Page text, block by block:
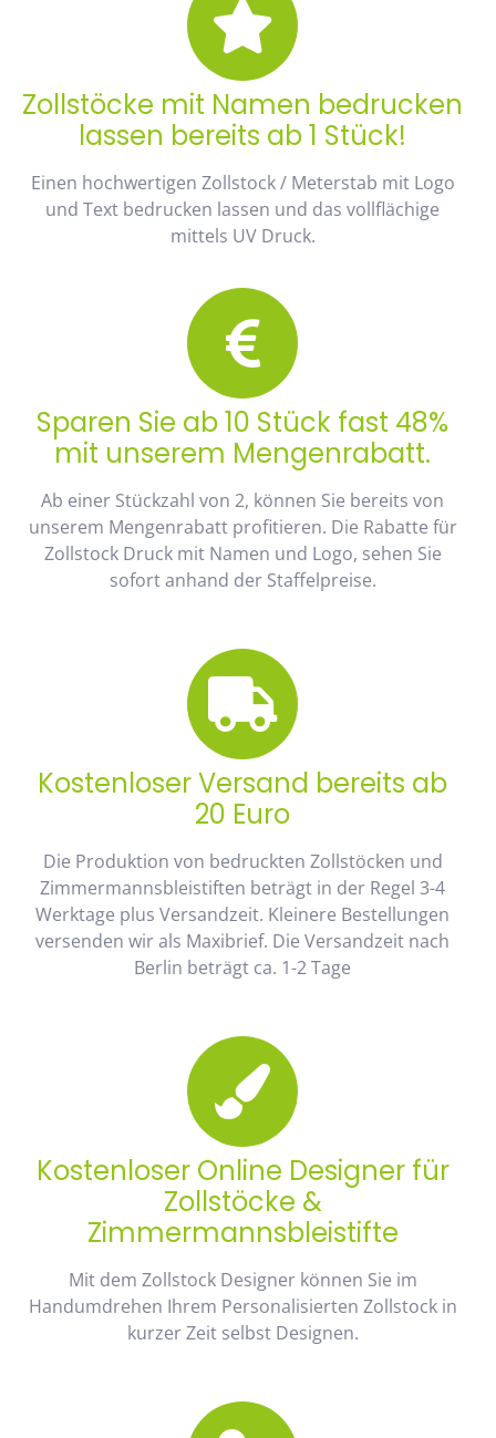
Zollstöcke mit Namen bedrucken
lassen bereits ab 1 Stück!
Einen hochwertigen Zollstock / Meterstab mit Logo
und Text bedrucken lassen und das vollflächige
mittels UV Druck.
Sparen Sie ab 10 Stück fast 48%
mit unserem Mengenrabatt.
Ab einer Stückzahl von 2, können Sie bereits von
unserem Mengenrabatt profitieren. Die Rabatte für
Zollstock Druck mit Namen und Logo, sehen Sie
sofort anhand der Staffelpreise.
Kostenloser Versand bereits ab
20 Euro
Die Produktion von bedruckten Zollstöcken und
Zimmermannsbleistiften beträgt in der Regel 3-4
Werktage plus Versandzeit. Kleinere Bestellungen
versenden wir als Maxibrief. Die Versandzeit nach
Berlin beträgt ca. 1-2 Tage
Kostenloser Online Designer für
Zollstöcke &
Zimmermannsbleistifte
Mit dem Zollstock Designer können Sie im
Handumdrehen Ihrem Personalisierten Zollstock in
kurzer Zeit selbst Designen.